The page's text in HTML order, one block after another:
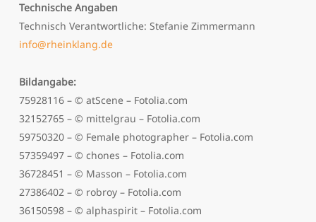
Technische Angaben
Technisch Verantwortliche: Stefanie Zimmermann
info@rheinklang.de
Bildangabe:
75928116 – © atScene – Fotolia.com
32152765 – © mittelgrau – Fotolia.com
59750320 – © Female photographer – Fotolia.com
57359497 – © chones – Fotolia.com
36728451 – © Masson – Fotolia.com
27386402 – © robroy – Fotolia.com
36150598 – © alphaspirit – Fotolia.com